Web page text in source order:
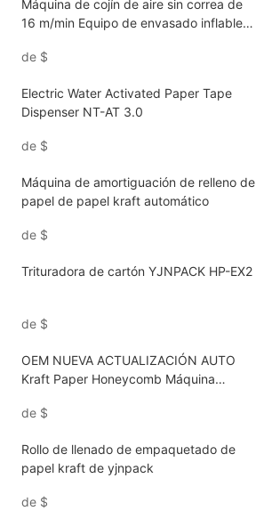
Máquina de cojín de aire sin correa de
16 m/min Equipo de envasado inflable
de $
Electric Water Activated Paper Tape
Dispenser NT-AT 3.0
de $
Máquina de amortiguación de relleno de
papel de papel kraft automático
de $
Trituradora de cartón YJNPACK HP-EX2
de $
OEM NUEVA ACTUALIZACIÓN AUTO
Kraft Paper Honeycomb Máquina
de $
Rollo de llenado de empaquetado de
papel kraft de yjnpack
de $